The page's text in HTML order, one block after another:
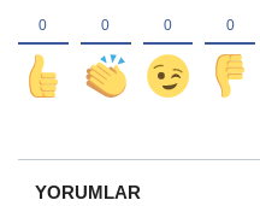
YORUMLAR